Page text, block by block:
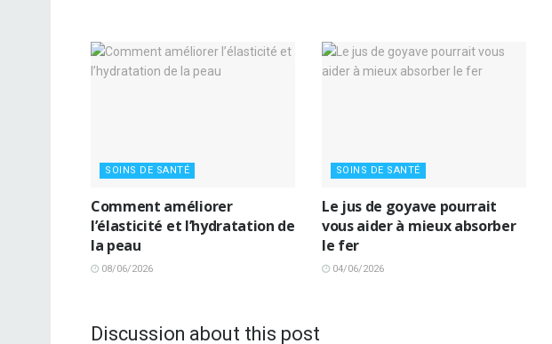
SOINS DE SANTÉ
Comment améliorer
l’élasticité et l’hydratation de
la peau
08/06/2026
SOINS DE SANTÉ
Le jus de goyave pourrait
vous aider à mieux absorber
le fer
04/06/2026
Discussion about this post